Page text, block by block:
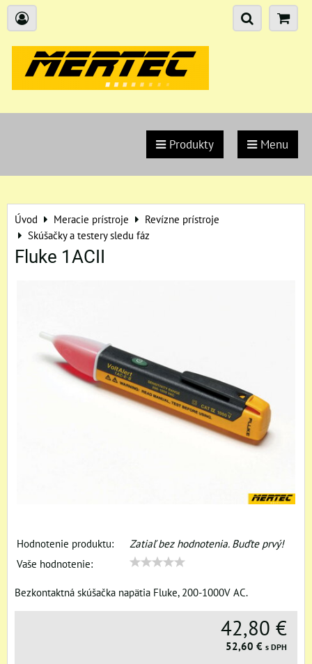
Produkty Menu
Úvod Meracie prístroje
Revízne prístroje
Skúšačky a testery sledu fáz
Fluke 1ACII
Hodnotenie produktu:
Zatiaľ bez hodnotenia. Buďte prvý!
Vaše hodnotenie:
Bezkontaktná skúšačka napätia Fluke, 200-1000V AC.
42,80 €
52,60 € s DPH